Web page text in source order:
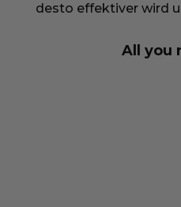
desto effektiver wird
All you